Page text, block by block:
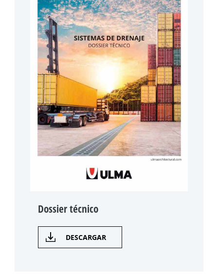
Dossier técnico
DESCARGAR